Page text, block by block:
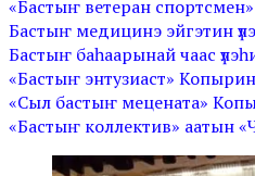
«Бастыҥ ветеран
Бастыҥ медицинэ эйгэтин
Бастыҥ баһаарынай чаас
«Бастыҥ энтузиаст»
«Сыл бастыҥ мецената»
«Бастыҥ коллектив» аатын